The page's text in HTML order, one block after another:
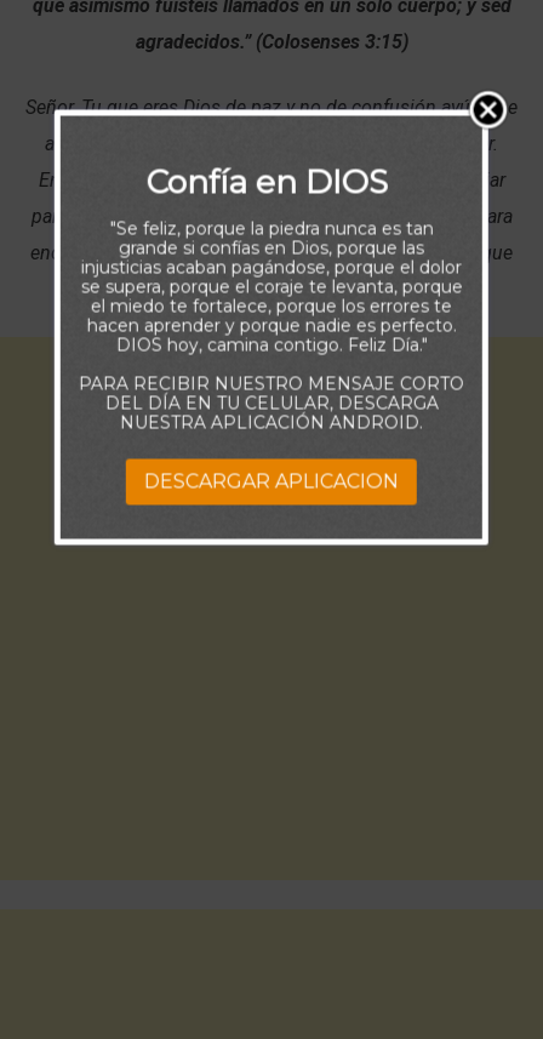
que asimismo fuisteis llamados en un solo cuerpo; y sed
agradecidos.” (Colosenses 3:15)
Señor, Tu que eres Dios de paz y no de confusión ayúdame
a sobrellevar todo lo que hago y lo que falta por hacer.
Enséñame el camino para reconocer lo que puedo dejar
para mañana y lo que no puede esperar. Confío en Ti para
encontrar en mi vida, el balance que me lleve a la paz que
solo Tú brindas. Amén.
Confía en DIOS
"Se feliz, porque la piedra nunca es tan
grande si confías en Dios, porque las
injusticias acaban pagándose, porque el dolor
se supera, porque el coraje te levanta, porque
el miedo te fortalece, porque los errores te
hacen aprender y porque nadie es perfecto.
DIOS hoy, camina contigo. Feliz Día."
PARA RECIBIR NUESTRO MENSAJE CORTO
DEL DÍA EN TU CELULAR, DESCARGA
NUESTRA APLICACIÓN ANDROID.
DESCARGAR APLICACION